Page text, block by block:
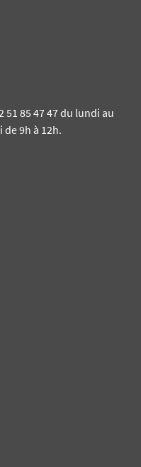
51 85 47 47 du lundi au
de 9h à 12h.